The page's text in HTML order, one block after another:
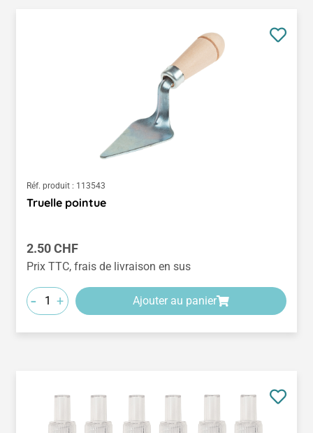
Réf. produit : 113543
Truelle pointue
Prix régulier :
2.50 CHF
Prix TTC, frais de livraison en sus
- + Ajouter au panier